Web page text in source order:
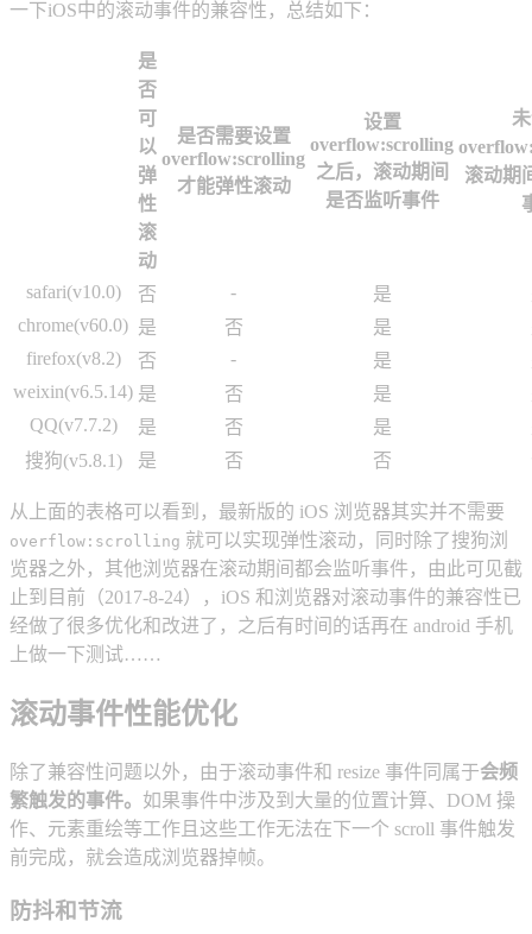
一下iOS中的滚动事件的兼容性，总结如下：
是
否
可
以
弹
性
滚
动
是否需要设置
overflow:scrolling
才能弹性滚动
设置
overflow:scrolling
之后，滚动期间
是否监听事件
滚动期
safari(v10.0) 否 - 是
chrome(v60.0) 是 否 是
firefox(v8.2)
否 - 是
weixin(v6.5.14) 是 否 是
QQ(v7.7.2)
是 否 是
搜狗(v5.8.1)
是 否 否
从上面的表格可以看到，最新版的 iOS 浏览器其实并不需要
overflow:scrolling 就可以实现弹性滚动，同时除了搜狗浏
览器之外，其他浏览器在滚动期间都会监听事件，由此可见截
止到目前（2017-8-24），iOS 和浏览器对滚动事件的兼容性已
经做了很多优化和改进了，之后有时间的话再在 android 手机
上做一下测试……
滚动事件性能优化
除了兼容性问题以外，由于滚动事件和 resize 事件同属于会频
繁触发的事件。 如果事件中涉及到大量的位置计算、DOM 操
作、元素重绘等工作且这些工作无法在下一个 scroll 事件触发
前完成，就会造成浏览器掉帧。
防抖和节流